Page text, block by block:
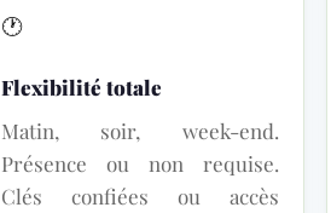
🕐
Flexibilité totale
Matin, soir, week-end.
Présence ou non requise.
Clés confiées ou accès